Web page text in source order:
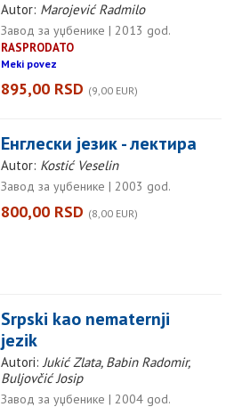
Autor: Marojević Radmilo
Завод за уџбенике | 2013 god.
RASPRODATO
Meki povez
895,00 RSD (9,00 EUR)
Енглески језик - лектира
Autor: Kostić Veselin
Завод за уџбенике | 2003 god.
800,00 RSD (8,00 EUR)
Srpski kao nematernji
jezik
Autori:Jukić Zlata, Babin Radomir,
Buljovčić Josip
Завод за уџбенике | 2004 god.